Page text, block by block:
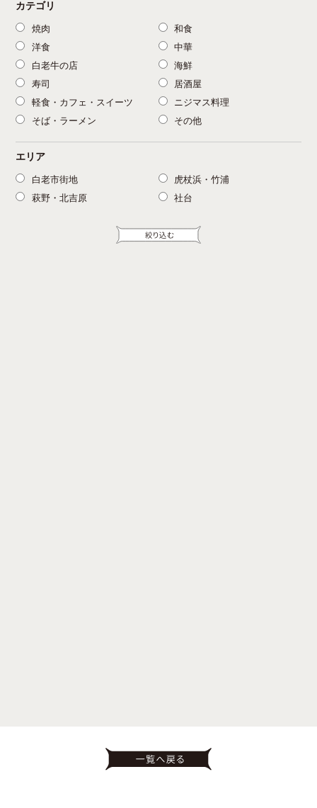
カテゴリ
焼肉
和食
洋食
中華
白老牛の店
海鮮
寿司
居酒屋
軽食・カフェ・スイーツ
ニジマス料理
そば・ラーメン
その他
エリア
白老市街地
虎杖浜・竹浦
萩野・北吉原
社台